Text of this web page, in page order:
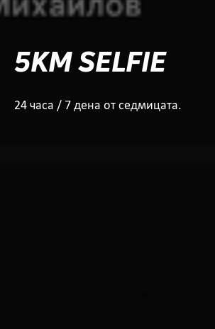
5KM SELFIE
24 часа / 7 дена от седмицата.